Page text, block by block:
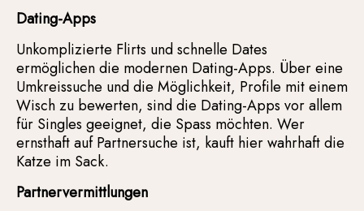
Dating-Apps
Unkomplizierte Flirts und schnelle Dates
ermöglichen die modernen Dating-Apps. Über eine
Umkreissuche und die Möglichkeit, Profile mit einem
Wisch zu bewerten, sind die Dating-Apps vor allem
für Singles geeignet, die Spass möchten. Wer
ernsthaft auf Partnersuche ist, kauft hier wahrhaft die
Katze im Sack.
Partnervermittlungen